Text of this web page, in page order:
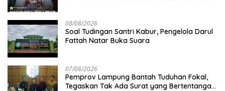
08/08/2026
Soal Tudingan Santri Kabur, Pengelola Darul
Fattah Natar Buka Suara
07/08/2026
Pemprov Lampung Bantah Tuduhan Fokal,
Tegaskan Tak Ada Surat yang Bertentangan